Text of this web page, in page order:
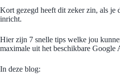
Kort gezegd heeft dit zeker zin, als je
inricht.
Hier zijn 7 snelle tips welke jou
maximale uit het beschikbare Google
In deze blog: